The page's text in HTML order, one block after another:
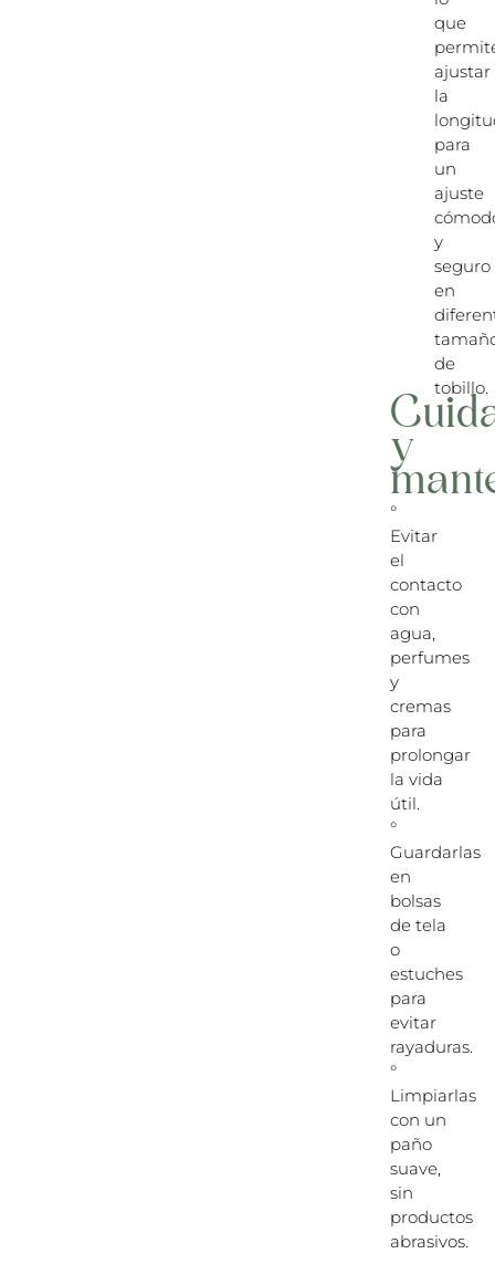
que
ajustar
la
para
un
ajuste
y
seguro
en
de
tobillo.
y
°
Evitar
el
contacto
con
agua,
perfumes
y
cremas
para
prolongar
la vida
útil.
°
Guardarlas
en
bolsas
de tela
o
estuches
para
evitar
rayaduras.
°
Limpiarlas
con un
paño
suave,
sin
productos
abrasivos.